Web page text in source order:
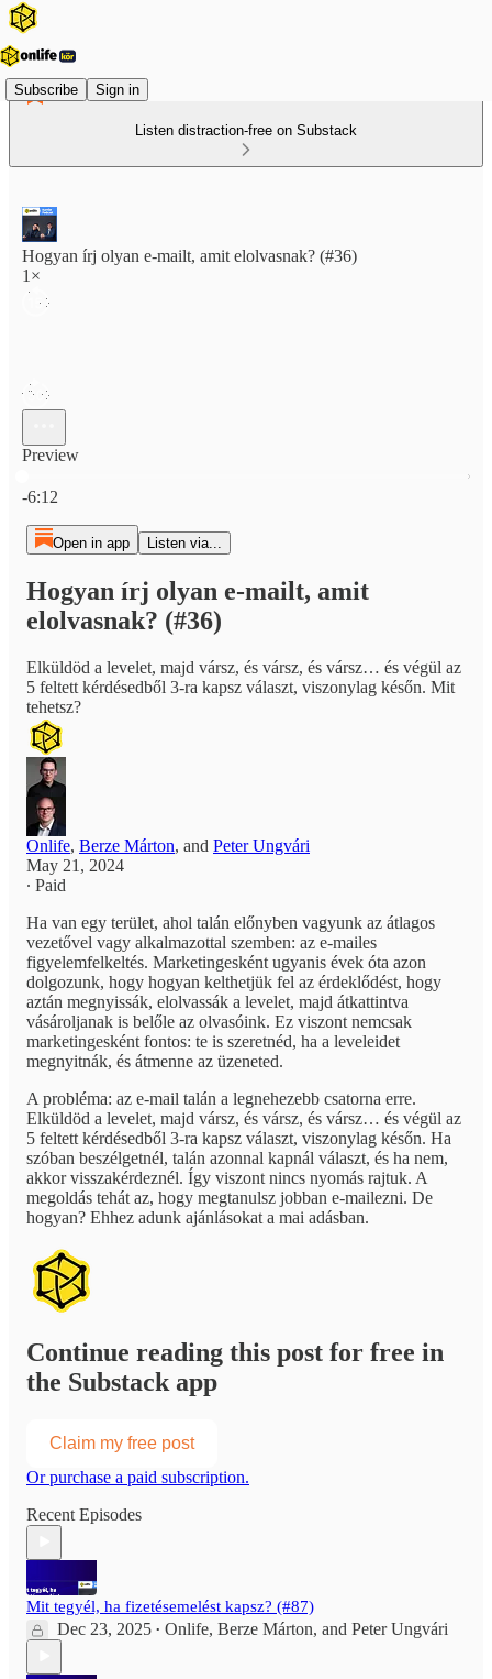
Subscribe Sign in
Listen distraction-free on Substack
Hogyan írj olyan e-mailt, amit elolvasnak? (#36)
1×
Preview
-6:12
Open in app Listen via...
Hogyan írj olyan e-mailt, amit
elolvasnak? (#36)
Elküldöd a levelet, majd vársz, és vársz, és vársz… és végül az
5 feltett kérdésedből 3-ra kapsz választ, viszonylag későn. Mit
tehetsz?
Onlife, Berze Márton, and Peter Ungvári
May 21, 2024
∙ Paid
Ha van egy terület, ahol talán előnyben vagyunk az átlagos
vezetővel vagy alkalmazottal szemben: az e-mailes
figyelemfelkeltés. Marketingesként ugyanis évek óta azon
dolgozunk, hogy hogyan kelthetjük fel az érdeklődést, hogy
aztán megnyissák, elolvassák a levelet, majd átkattintva
vásároljanak is belőle az olvasóink. Ez viszont nemcsak
marketingesként fontos: te is szeretnéd, ha a leveleidet
megnyitnák, és átmenne az üzeneted.
A probléma: az e-mail talán a legnehezebb csatorna erre.
Elküldöd a levelet, majd vársz, és vársz, és vársz… és végül az
5 feltett kérdésedből 3-ra kapsz választ, viszonylag későn. Ha
szóban beszélgetnél, talán azonnal kapnál választ, és ha nem,
akkor visszakérdeznél. Így viszont nincs nyomás rajtuk. A
megoldás tehát az, hogy megtanulsz jobban e-mailezni. De
hogyan? Ehhez adunk ajánlásokat a mai adásban.
Continue reading this post for free in
the Substack app
Claim my free post
Or purchase a paid subscription.
Recent Episodes
Mit tegyél, ha fizetésemelést kapsz? (#87)
Dec 23, 2025 • Onlife, Berze Márton, and Peter Ungvári